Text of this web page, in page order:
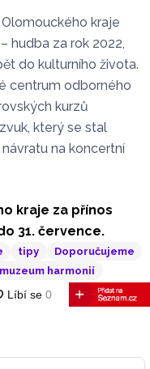
kraje
hudba za rok 2022,
do kulturního života.
centrum odborného
kurzů
který se stal
na koncertní
kraje za přínos
31. července.
tipy
Doporučujeme
muzeum harmonií